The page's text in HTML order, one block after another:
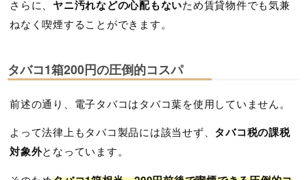
さらに、 ヤニ汚れなどの心配もないため賃貸物件でも気兼
ねなく喫煙することができます。
タバコ1箱200円の圧倒的コスパ
前述の通り、電子タバコはタバコ葉を使用していません。
よって法律上もタバコ製品には該当せず、 タバコ税の課税
対象外となっています。